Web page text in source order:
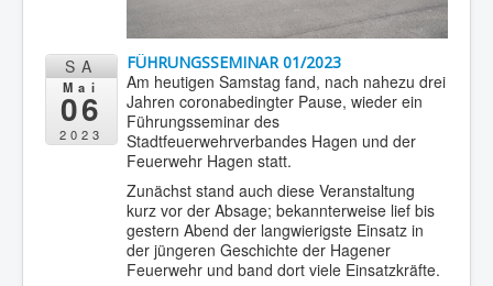
SA
Mai
06
2023
FÜHRUNGSSEMINAR 01/2023
Am heutigen Samstag fand, nach nahezu drei
Jahren coronabedingter Pause, wieder ein
Führungsseminar des
Stadtfeuerwehrverbandes Hagen und der
Feuerwehr Hagen statt.
Zunächst stand auch diese Veranstaltung
kurz vor der Absage; bekannterweise lief bis
gestern Abend der langwierigste Einsatz in
der jüngeren Geschichte der Hagener
Feuerwehr und band dort viele Einsatzkräfte.